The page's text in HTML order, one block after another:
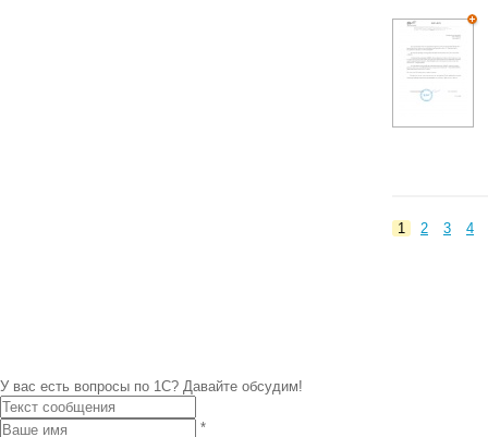
1 2 3 4
У вас есть вопросы по 1С? Давайте обсудим!
*